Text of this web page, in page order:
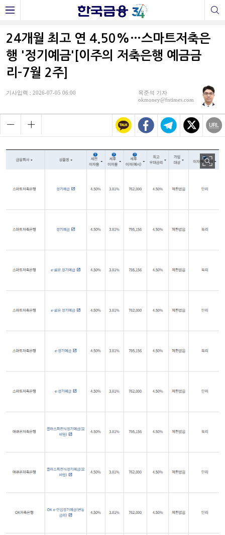
24개월 최고 연 4.50%…스마트저축은
행 '정기예금'[이주의 저축은행 예금금
리-7월 2주]
기사입력 : 2026-07-05 06:00
옥준석 기자
okmoney@fntimes.com